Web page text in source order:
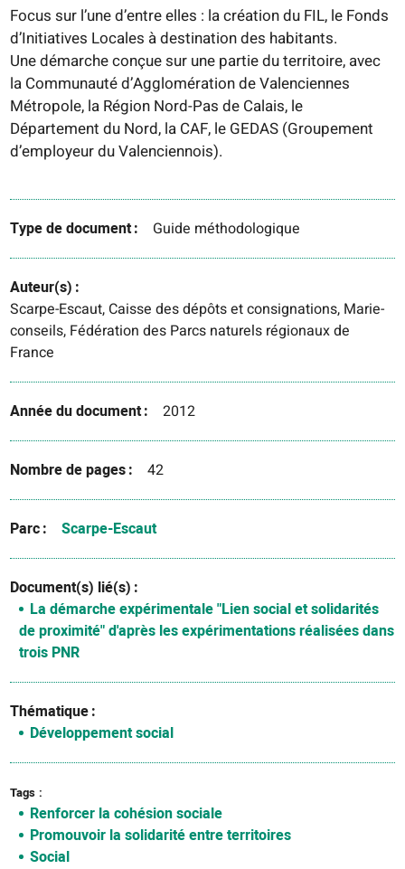
Focus sur l’une d’entre elles : la création du FIL, le Fonds
d’Initiatives Locales à destination des habitants.
Une démarche conçue sur une partie du territoire, avec
la Communauté d’Agglomération de Valenciennes
Métropole, la Région Nord-Pas de Calais, le
Département du Nord, la CAF, le GEDAS (Groupement
d’employeur du Valenciennois).
Type de document Guide méthodologique
Auteur(s)
Scarpe-Escaut, Caisse des dépôts et consignations, Marie-
conseils, Fédération des Parcs naturels régionaux de
France
Année du document 2012
Nombre de pages 42
Parc Scarpe-Escaut
Document(s) lié(s)
La démarche expérimentale "Lien social et solidarités
de proximité" d'après les expérimentations réalisées dans
trois PNR
Thématique
Développement social
Tags
Renforcer la cohésion sociale
Promouvoir la solidarité entre territoires
Social